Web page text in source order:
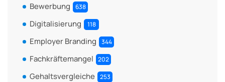
Bewerbung 638
Digitalisierung 118
Employer Branding 344
Fachkräftemangel 202
Gehaltsvergleiche 253